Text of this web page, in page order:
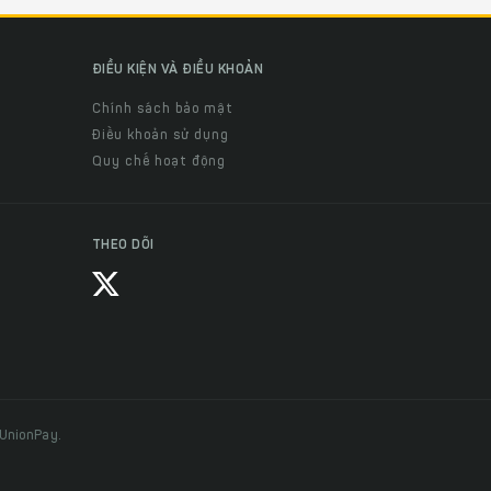
ĐIỀU KIỆN VÀ ĐIỀU KHOẢN
Chính sách bảo mật
Điều khoản sử dụng
Quy chế hoạt động
THEO DÕI